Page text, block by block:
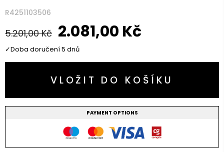
R4251103506
5.201,00Kč 2.081,00 Kč
Doba doručení 5 dnů
VLOŽIT DO KOŠÍKU
PAYMENT OPTIONS